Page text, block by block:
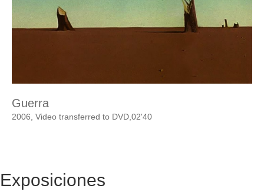
Guerra
2006, Video transferred to DVD,02'40
Exposiciones